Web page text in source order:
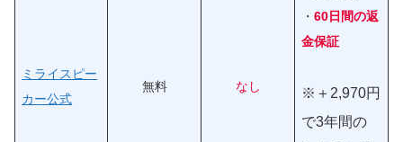
ミライスピー
カー公式
無料 なし
・60日間の返
金保証
※ ＋2,970円
で3年間の